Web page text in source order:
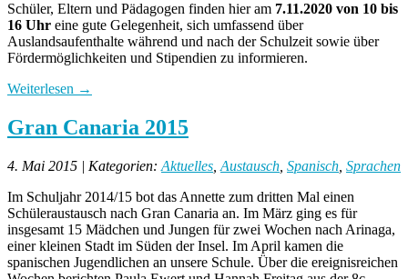
Schüler, Eltern und Pädagogen finden hier am 7.11.2020 von 10 bis
16 Uhr eine gute Gelegenheit, sich umfassend über
Auslandsaufenthalte während und nach der Schulzeit sowie über
Fördermöglichkeiten und Stipendien zu informieren.
Weiterlesen →
Gran Canaria 2015
4. Mai 2015 | Kategorien: Aktuelles Austausch Spanisch Sprachen
Im Schuljahr 2014/15 bot das Annette zum dritten Mal einen
Schüleraustausch nach Gran Canaria an. Im März ging es für
insgesamt 15 Mädchen und Jungen für zwei Wochen nach Arinaga,
einer kleinen Stadt im Süden der Insel. Im April kamen die
spanischen Jugendlichen an unsere Schule. Über die ereignisreichen